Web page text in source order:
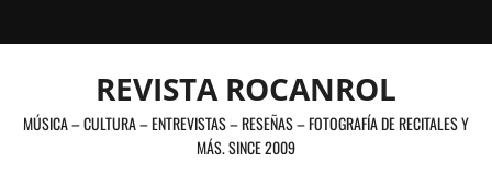
al
REVISTA ROCANROL
MÚSICA – CULTURA – ENTREVISTAS – RESEÑAS – FOTOGRAFÍA DE RECITALES Y
MÁS. SINCE 2009